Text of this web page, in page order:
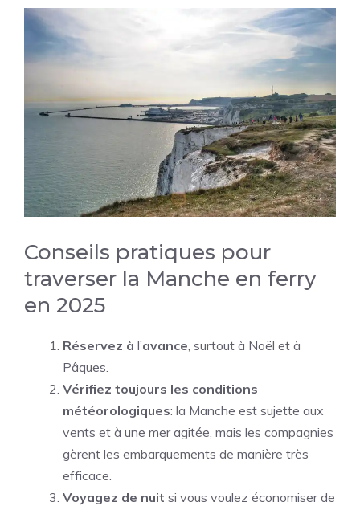
Conseils pratiques pour
traverser la Manche en ferry
en 2025
Réservez à l’avance, surtout à Noël et à
Pâques.
Vérifiez toujours les conditions
météorologiques: la Manche est sujette aux
vents et à une mer agitée, mais les compagnies
gèrent les embarquements de manière très
efficace.
Voyagez de nuit si vous voulez économiser de